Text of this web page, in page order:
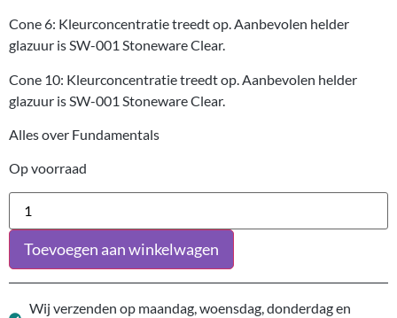
Cone 6: Kleurconcentratie treedt op. Aanbevolen helder
glazuur is SW-001 Stoneware Clear.
Cone 10: Kleurconcentratie treedt op. Aanbevolen helder
glazuur is SW-001 Stoneware Clear.
Alles over Fundamentals
Op voorraad
Toevoegen aan winkelwagen
Wij verzenden op maandag, woensdag, donderdag en